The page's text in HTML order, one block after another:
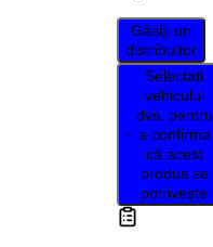
Găsiți un
distribuitor
Selectați
vehiculul
dvs. pentru
a confirma
că acest
produs se
potrivește